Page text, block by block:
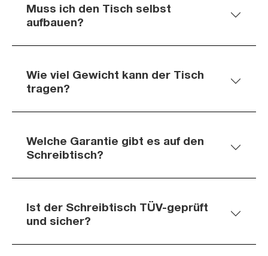
Muss ich den Tisch selbst
aufbauen?
Wie viel Gewicht kann der Tisch
tragen?
Welche Garantie gibt es auf den
Schreibtisch?
Ist der Schreibtisch TÜV-geprüft
und sicher?